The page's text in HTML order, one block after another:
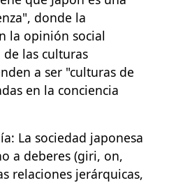
donde la
la opinión social
las culturas
a ser "culturas de
en la conciencia
La sociedad japonesa
a deberes (giri, on,
relaciones jerárquicas,